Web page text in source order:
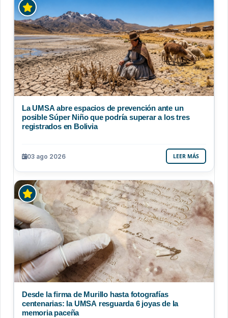
La UMSA abre espacios de prevención ante un
posible Súper Niño que podría superar a los tres
registrados en Bolivia
03 ago 2026 LEER MÁS
Desde la firma de Murillo hasta fotografías
centenarias: la UMSA resguarda 6 joyas de la
memoria paceña